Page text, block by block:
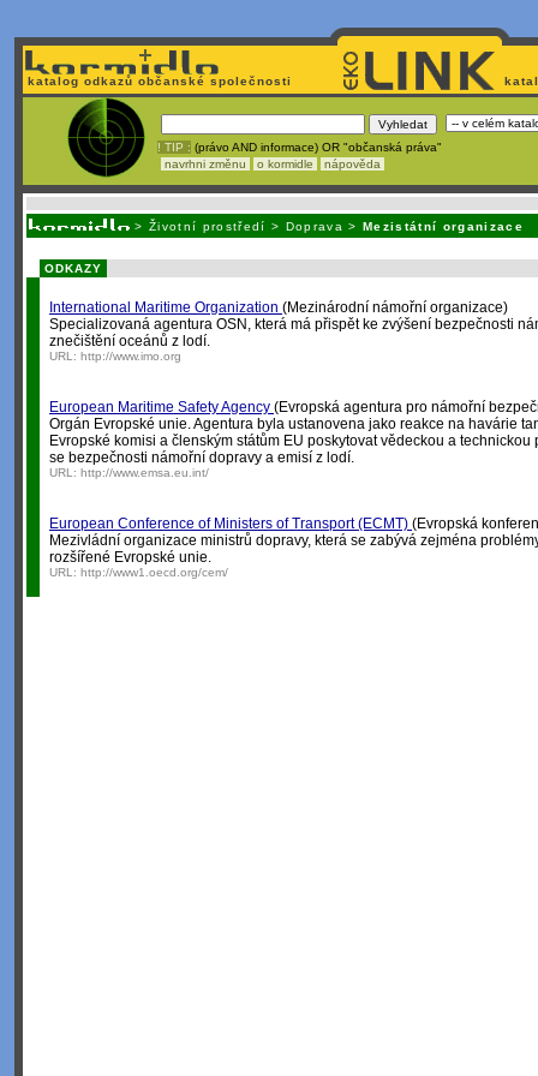
katalog odkazů občanské společnosti
! TIP : (právo AND informace) OR "občanská práva"
navrhni změnu
o kormidle nápověda
> Životní prostředí > Doprava >Mezistátní organizace
ODKAZY
International Maritime Organization (Mezinárodní námořní organizace)
Specializovaná agentura OSN, která má přispět ke zvýšení bezpečnosti
znečištění oceánů z lodí.
URL: http://www.imo.org
European Maritime Safety Agency (Evropská agentura pro námořní
Orgán Evropské unie. Agentura byla ustanovena jako reakce na havárie
Evropské komisi a členským státům EU poskytovat vědeckou a
se bezpečnosti námořní dopravy a emisí z lodí.
URL: http://www.emsa.eu.int/
European Conference of Ministers of Transport (ECMT) (Evropská
Mezivládní organizace ministrů dopravy, která se zabývá zejména
rozšířené Evropské unie.
URL: http://www1.oecd.org/cem/